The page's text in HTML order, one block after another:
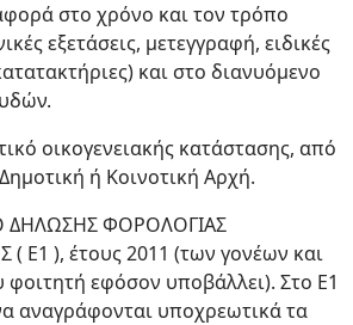
στο χρόνο και τον τρόπο
εξετάσεις, μετεγγραφή, ειδικές
και στο διανυόμενο
οικογενειακής κατάστασης, από
ή Κοινοτική Αρχή.
ΔΗΛΩΣΗΣ ΦΟΡΟΛΟΓΙΑΣ
Ε1 ), έτους 2011 (των γονέων και
φοιτητή εφόσον υποβάλλει). Στο Ε1
αναγράφονται υποχρεωτικά τα